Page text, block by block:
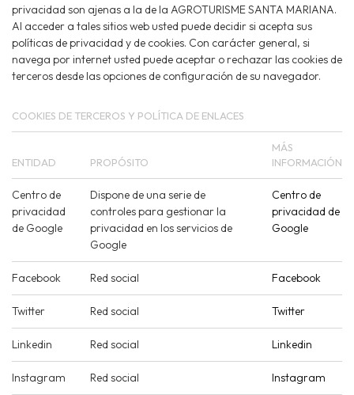
privacidad son ajenas a la de la AGROTURISME SANTA MARIANA.
Al acceder a tales sitios web usted puede decidir si acepta sus
políticas de privacidad y de cookies. Con carácter general, si
navega por internet usted puede aceptar o rechazar las cookies de
terceros desde las opciones de configuración de su navegador.
COOKIES DE TERCEROS Y POLÍTICA DE ENLACES
ENTIDAD PROPÓSITO
MÁS
INFORMACIÓN
Centro de
privacidad
de Google
Dispone de una serie de
controles para gestionar la
privacidad en los servicios de
Google
Centro de
privacidad de
Google
Facebook Red social Facebook
Twitter Red social Twitter
Linkedin Red social Linkedin
Instagram Red social Instagram